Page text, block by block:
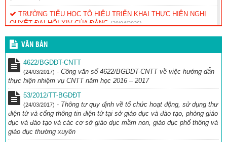
TRƯỜNG TIỂU HỌC TÔ HIỆU TRIỂN KHAI THỰC HIỆN NGHỊ
QUYẾT ĐẠI HỘI XIV CỦA ĐẢNG (20/04/2026)
TRƯỜNG TIỂU HỌC TÔ HIỆU TỎA SÁNG TẠI CUỘC THI TRẠNG
NGUYÊN TIẾNG VIỆT
THÔNG BÁO: THỰC ĐƠN BÁN TRÚ THÁNG 4/2026
THÔNG BÁO THỰC ĐƠN BÁN TRÚ THÁNG 3/2026
VĂN BẢN
4622/BGDĐT-CNTT
(24/03/2017) - Công văn số 4622/BGDĐT-CNTT về việc hướng dẫn
thực hiện nhiệm vụ CNTT năm học 2016 – 2017
53/2012/TT-BGDĐT
(24/03/2017) - Thông tư quy định về tổ chức hoạt động, sử dụng thư
điện tử và cổng thông tin điện tử tại sở giáo dục và đào tạo, phòng giáo
dục và đào tạo và các cơ sở giáo dục mầm non, giáo dục phổ thông và
giáo dục thường xuyên